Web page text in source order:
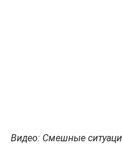
Видео: Смешные